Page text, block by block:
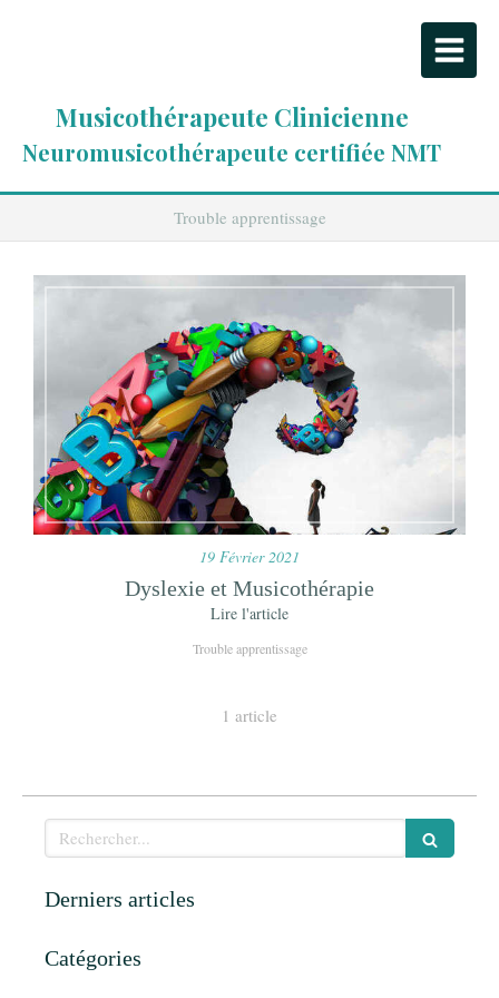
Musicothérapeute Clinicienne
Neuromusicothérapeute certifiée NMT
Trouble apprentissage
19 Février 2021
Dyslexie et Musicothérapie
Lire l'article
Trouble apprentissage
1 article
Rechercher
Derniers articles
Catégories